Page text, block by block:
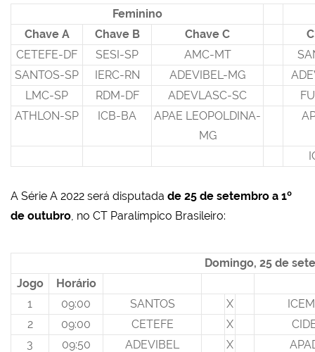
Feminino
Chave A
Chave B Chave C
CETEFE-DF
SESI-SP AMC-MT
SANTOS-SP
IERC-RN ADEVIBEL-MG
LMC-SP
RDM-DF ADEVLASC-SC
ATHLON-SP
ICB-BA
APAE LEOPOLDINA-
MG
A Série A 2022 será disputada de 25 de setembro a 1º
de outubro , no CT Paralímpico Brasileiro:
Domingo, 25 de
Jogo
Horário
1
09:00 SANTOS X
2
09:00 CETEFE X
3
09:50 ADEVIBEL X